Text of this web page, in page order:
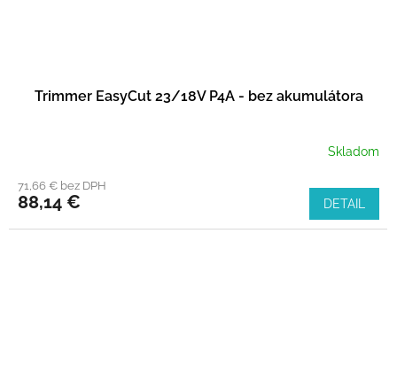
Trimmer EasyCut 23/18V P4A - bez akumulátora
Skladom
71,66 € bez DPH
88,14 € DETAIL